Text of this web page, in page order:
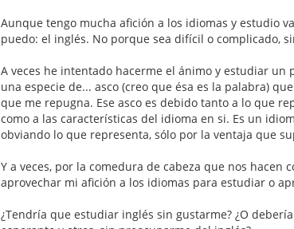
Aunque tengo mucha afición a los idiomas y estudio
puedo: el inglés. No porque sea difícil o complicado,
A veces he intentado hacerme el ánimo y estudiar
una especie de... asco (creo que ésa es la palabra)
que me repugna. Ese asco es debido tanto a lo que
como a las características del idioma en si. Es un
obviando lo que representa, sólo por la ventaja que
Y a veces, por la comedura de cabeza que nos
aprovechar mi afición a los idiomas para estudiar o
¿Tendría que estudiar inglés sin gustarme? ¿O